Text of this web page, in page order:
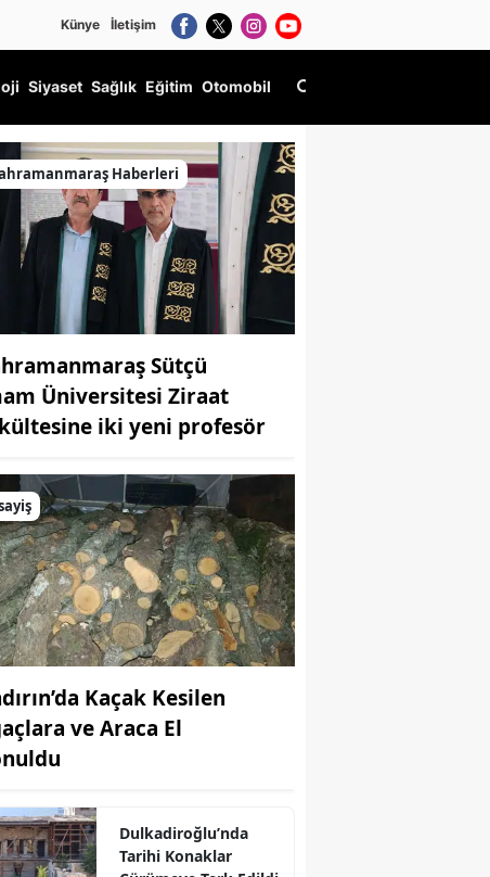
Künye İletişim
Siyaset Sağlık Eğitim Otomobil
Haberleri
Sütçü
Üniversitesi Ziraat
iki yeni profesör
Kaçak Kesilen
ve Araca El
Dulkadiroğlu’nda
Tarihi Konaklar